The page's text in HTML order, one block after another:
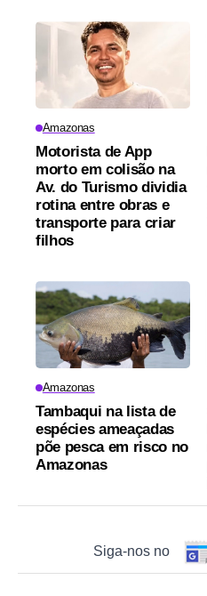
Amazonas
Motorista de App
morto em colisão na
Av. do Turismo dividia
rotina entre obras e
transporte para criar
filhos
Amazonas
Tambaqui na lista de
espécies ameaçadas
põe pesca em risco no
Amazonas
Siga-nos no